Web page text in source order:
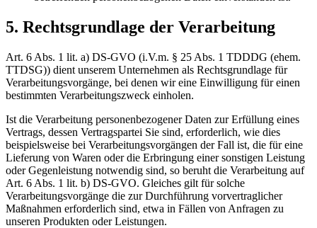
5. Rechtsgrundlage der Verarbeitung
Art. 6 Abs. 1 lit. a) DS-GVO (i.V.m. § 25 Abs. 1 TDDDG (ehem.
TTDSG)) dient unserem Unternehmen als Rechtsgrundlage für
Verarbeitungsvorgänge, bei denen wir eine Einwilligung für einen
bestimmten Verarbeitungszweck einholen.
Ist die Verarbeitung personenbezogener Daten zur Erfüllung eines
Vertrags, dessen Vertragspartei Sie sind, erforderlich, wie dies
beispielsweise bei Verarbeitungsvorgängen der Fall ist, die für eine
Lieferung von Waren oder die Erbringung einer sonstigen Leistung
oder Gegenleistung notwendig sind, so beruht die Verarbeitung auf
Art. 6 Abs. 1 lit. b) DS-GVO. Gleiches gilt für solche
Verarbeitungsvorgänge die zur Durchführung vorvertraglicher
Maßnahmen erforderlich sind, etwa in Fällen von Anfragen zu
unseren Produkten oder Leistungen.